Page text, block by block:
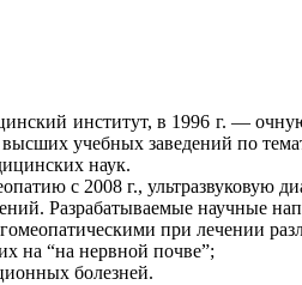
институт, в 1996 г. —
учебных заведений по
наук.
с 2008 г., ультразвуковую
Разрабатываемые научные
при лечении
на “на нервной почве”;
болезней.